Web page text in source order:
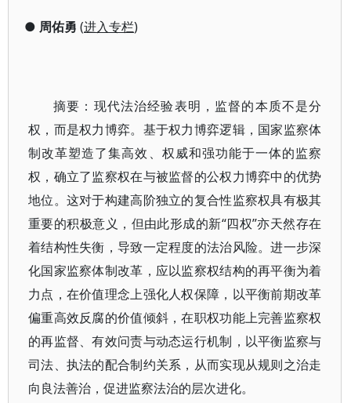
● 周佑勇 (进入专栏)
摘要：现代法治经验表明，监督的本质不是分
权，而是权力博弈。基于权力博弈逻辑，国家监察体
制改革塑造了集高效、权威和强功能于一体的监察
权，确立了监察权在与被监督的公权力博弈中的优势
地位。这对于构建高阶独立的复合性监察权具有极其
重要的积极意义，但由此形成的新“四权”亦天然存在
着结构性失衡，导致一定程度的法治风险。进一步深
化国家监察体制改革，应以监察权结构的再平衡为着
力点，在价值理念上强化人权保障，以平衡前期改革
偏重高效反腐的价值倾斜，在职权功能上完善监察权
的再监督、有效问责与动态运行机制，以平衡监察与
司法、执法的配合制约关系，从而实现从规则之治走
向良法善治，促进监察法治的层次进化。